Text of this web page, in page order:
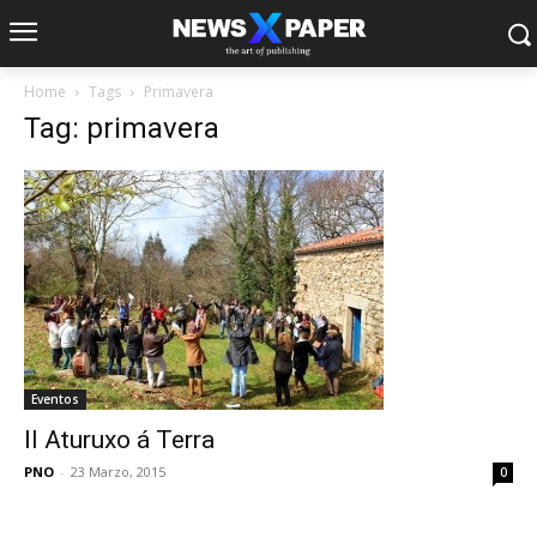
Home Tags Primavera
Tag: primavera
Eventos
II Aturuxo á Terra
PNO - 23 Marzo, 2015 0